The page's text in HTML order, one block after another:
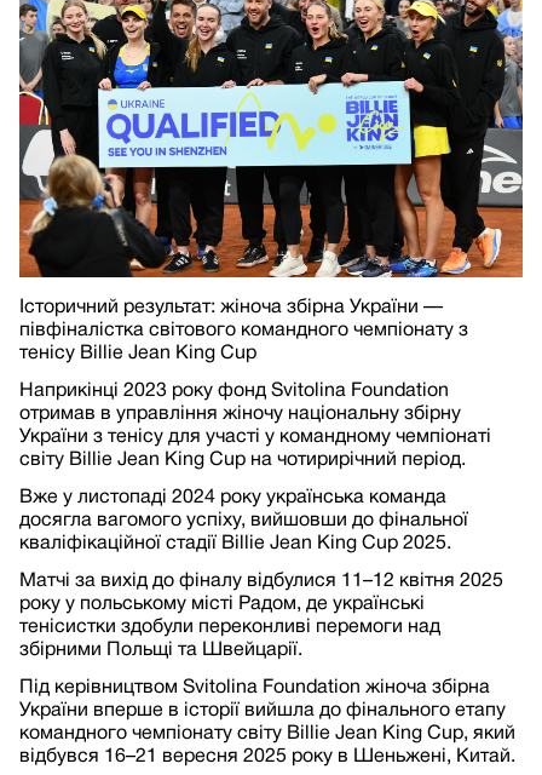
Історичний результат: жіноча збірна України —
півфіналістка світового командного чемпіонату з
тенісу Billie Jean King Cup
Наприкінці 2023 року фонд Svitolina Foundation
отримав в управління жіночу національну збірну
України з тенісу для участі у командному чемпіонаті
світу Billie Jean King Cup на чотирирічний період.
Вже у листопаді 2024 року українська команда
досягла вагомого успіху, вийшовши до фінальної
кваліфікаційної стадії Billie Jean King Cup 2025.
Матчі за вихід до фіналу відбулися 11–12 квітня 2025
року у польському місті Радом, де українські
тенісистки здобули переконливі перемоги над
збірними Польщі та Швейцарії.
Під керівництвом Svitolina Foundation жіноча збірна
України вперше в історії вийшла до фінального етапу
командного чемпіонату світу Billie Jean King Cup, який
відбувся 16–21 вересня 2025 року в Шеньжені, Китай.